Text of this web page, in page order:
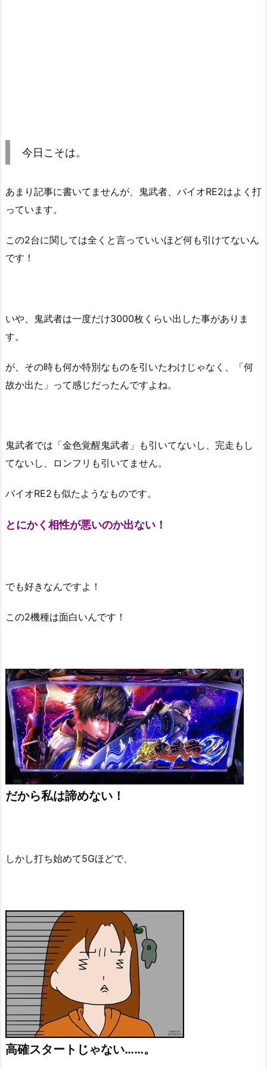
今日こそは。
あまり記事に書いてませんが、鬼武者、バイオRE2はよく打
っています。
この2台に関しては全くと言っていいほど何も引けてないん
です！
いや、鬼武者は一度だけ3000枚くらい出した事がありま
す。
が、その時も何か特別なものを引いたわけじゃなく、「何
故か出た」って感じだったんですよね。
鬼武者では「金色覚醒鬼武者」も引いてないし、完走もし
てないし、ロンフリも引いてません。
バイオRE2も似たようなものです。
とにかく相性が悪いのか出ない！
でも好きなんですよ！
この2機種は面白いんです！
だから私は諦めない！
しかし打ち始めて5Gほどで、
高確スタートじゃない……。